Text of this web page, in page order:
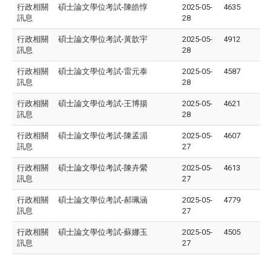
行政相關
訊息
碩士論文學位考試-陳皓惇
2025-05-
28
4635
行政相關
訊息
碩士論文學位考試-黃歆宇
2025-05-
28
4912
行政相關
訊息
碩士論文學位考試-雷元泰
2025-05-
28
4587
行政相關
訊息
碩士論文學位考試-王博揚
2025-05-
28
4621
行政相關
訊息
碩士論文學位考試-陳孟湄
2025-05-
27
4607
行政相關
訊息
碩士論文學位考試-陳卉縈
2025-05-
27
4613
行政相關
訊息
碩士論文學位考試-郝珮涵
2025-05-
27
4779
行政相關
訊息
碩士論文學位考試-蘇娜玉
2025-05-
27
4505